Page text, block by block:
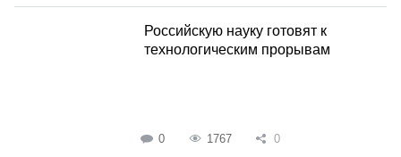
Российскую науку готовят к
технологическим прорывам
0 1767 0